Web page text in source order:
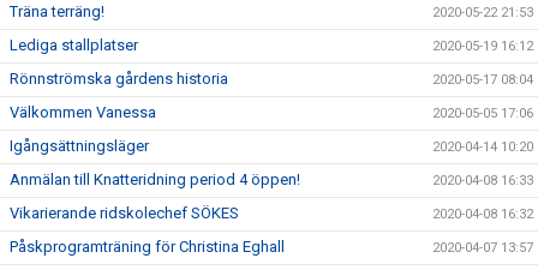
Träna terräng! 2020-05-22 21:53
Lediga stallplatser 2020-05-19 16:12
Rönnströmska gårdens historia 2020-05-17 08:04
Välkommen Vanessa 2020-05-05 17:06
Igångsättningsläger 2020-04-14 10:20
Anmälan till Knatteridning period 4 öppen! 2020-04-08 16:33
Vikarierande ridskolechef SÖKES 2020-04-08 16:32
Påskprogramträning för Christina Eghall 2020-04-07 13:57